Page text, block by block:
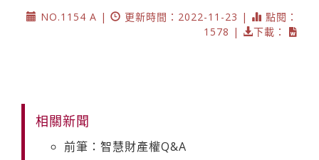
NO.1154 A |
更新時間：2022-11-23 |
點閱：
1578 |
下載：
相關新聞
前筆：智慧財產權Q&A